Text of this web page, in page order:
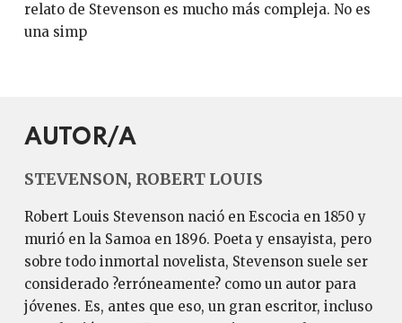
relato de Stevenson es mucho más compleja. No es
una simp
AUTOR/A
STEVENSON, ROBERT LOUIS
Robert Louis Stevenson nació en Escocia en 1850 y
murió en la Samoa en 1896. Poeta y ensayista, pero
sobre todo inmortal novelista, Stevenson suele ser
considerado ?erróneamente? como un autor para
jóvenes. Es, antes que eso, un gran escritor, incluso